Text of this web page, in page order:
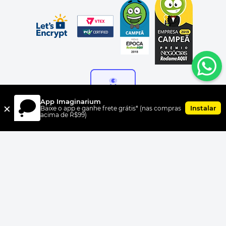
× App Imaginarium
Baixe o app e ganhe frete grátis* (nas compras
acima de R$99)
Instalar